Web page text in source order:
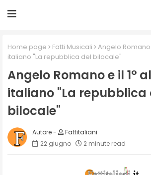
Home page Fatti Musicali
Angelo Romano
italiano "La repubblica del bilocale"
Angelo Romano e il 1°
italiano "La repubblica
bilocale"
Fattitaliani
22 giugno
2 minute read